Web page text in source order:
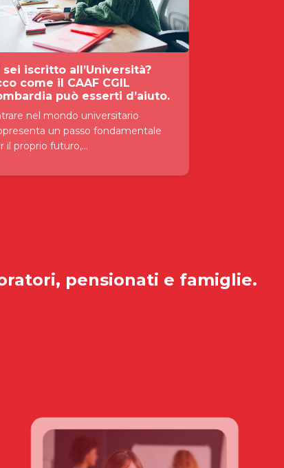
sei iscritto all’Università?
come il CAAF CGIL
può esserti d’aiuto.
nel mondo universitario
un passo fondamentale
il proprio futuro,...
pensionati e famiglie.